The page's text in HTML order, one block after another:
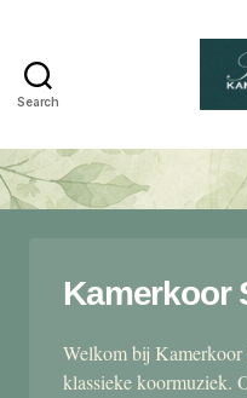
Search
Kamerkoor
Welkom bij Kamerkoor
klassieke koormuziek.